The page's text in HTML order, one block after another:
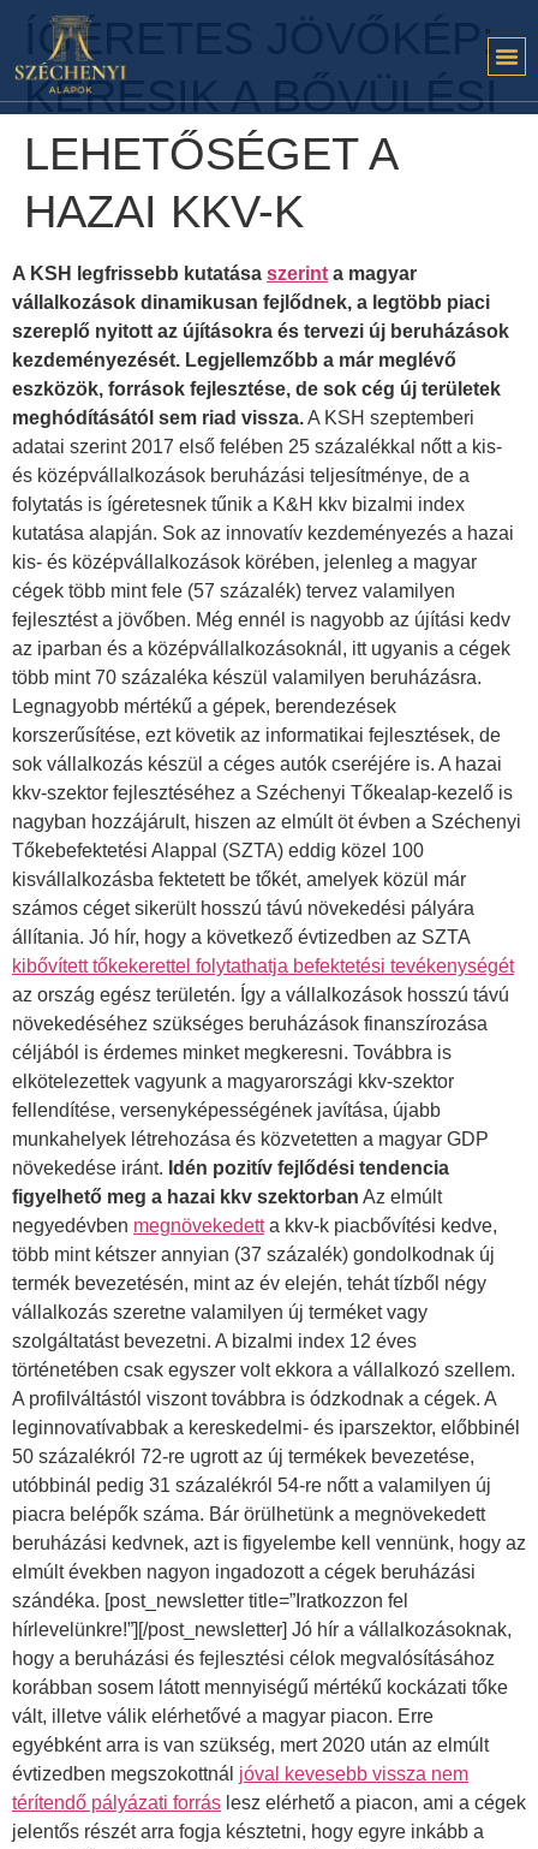
ÍGÉRETES JÖVŐKÉP:
KERESIK A BŐVÜLÉSI
LEHETŐSÉGET A
HAZAI KKV-K
A KSH legfrissebb kutatása szerint a magyar
vállalkozások dinamikusan fejlődnek, a legtöbb piaci
szereplő nyitott az újításokra és tervezi új beruházások
kezdeményezését. Legjellemzőbb a már meglévő
eszközök, források fejlesztése, de sok cég új területek
meghódításától sem riad vissza.A KSH szeptemberi
adatai szerint 2017 első felében 25 százalékkal nőtt a kis-
és középvállalkozások beruházási teljesítménye, de a
folytatás is ígéretesnek tűnik a K&H kkv bizalmi index
kutatása alapján. Sok az innovatív kezdeményezés a hazai
kis- és középvállalkozások körében, jelenleg a magyar
cégek több mint fele (57 százalék) tervez valamilyen
fejlesztést a jövőben. Még ennél is nagyobb az újítási kedv
az iparban és a középvállalkozásoknál, itt ugyanis a cégek
több mint 70 százaléka készül valamilyen beruházásra.
Legnagyobb mértékű a gépek, berendezések
korszerűsítése, ezt követik az informatikai fejlesztések, de
sok vállalkozás készül a céges autók cseréjére is. A hazai
kkv-szektor fejlesztéséhez a Széchenyi Tőkealap-kezelő is
nagyban hozzájárult, hiszen az elmúlt öt évben a Széchenyi
Tőkebefektetési Alappal (SZTA) eddig közel 100
kisvállalkozásba fektetett be tőkét, amelyek közül már
számos céget sikerült hosszú távú növekedési pályára
állítania. Jó hír, hogy a következő évtizedben az SZTA
kibővített tőkekerettel folytathatja befektetési tevékenységét
az ország egész területén. Így a vállalkozások hosszú távú
növekedéséhez szükséges beruházások finanszírozása
céljából is érdemes minket megkeresni. Továbbra is
elkötelezettek vagyunk a magyarországi kkv-szektor
fellendítése, versenyképességének javítása, újabb
munkahelyek létrehozása és közvetetten a magyar GDP
növekedése iránt. Idén pozitív fejlődési tendencia
figyelhető meg a hazai kkv szektorban Az elmúlt
negyedévben megnövekedetta kkv-k piacbővítési kedve,
több mint kétszer annyian (37 százalék) gondolkodnak új
termék bevezetésén, mint az év elején, tehát tízből négy
vállalkozás szeretne valamilyen új terméket vagy
szolgáltatást bevezetni. A bizalmi index 12 éves
történetében csak egyszer volt ekkora a vállalkozó szellem.
A profilváltástól viszont továbbra is ódzkodnak a cégek. A
leginnovatívabbak a kereskedelmi- és iparszektor, előbbinél
50 százalékról 72-re ugrott az új termékek bevezetése,
utóbbinál pedig 31 százalékról 54-re nőtt a valamilyen új
piacra belépők száma. Bár örülhetünk a megnövekedett
beruházási kedvnek, azt is figyelembe kell vennünk, hogy az
elmúlt években nagyon ingadozott a cégek beruházási
szándéka. [post_newsletter title=”Iratkozzon fel
hírlevelünkre!”][/post_newsletter] Jó hír a vállalkozásoknak,
hogy a beruházási és fejlesztési célok megvalósításához
korábban sosem látott mennyiségű mértékű kockázati tőke
vált, illetve válik elérhetővé a magyar piacon. Erre
egyébként arra is van szükség, mert 2020 után az elmúlt
évtizedben megszokottnál jóval kevesebb vissza nem
térítendő pályázati forrás lesz elérhető a piacon, ami a cégek
jelentős részét arra fogja késztetni, hogy egyre inkább a